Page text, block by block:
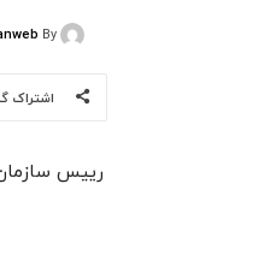
By
اشتراک
رییس